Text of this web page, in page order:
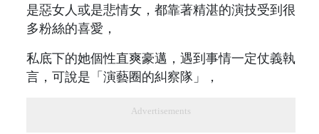
是惡女人或是悲情女，都靠著精湛的演技受到很
多粉絲的喜愛，
私底下的她個性直爽豪邁，遇到事情一定仗義執
言，可說是「演藝圈的糾察隊」，
Advertisements